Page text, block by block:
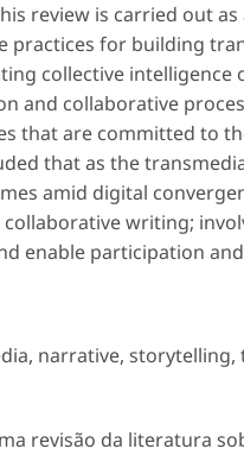
review is carried out
practices for building
collective intelligence
and collaborative
that are committed to
that as the
amid digital
writing;
enable participation
, narrative, storytelling,
revisão da literatura